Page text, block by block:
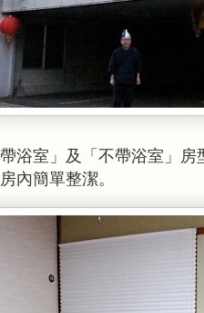
浴室」及「不帶浴室」
內簡單整潔。